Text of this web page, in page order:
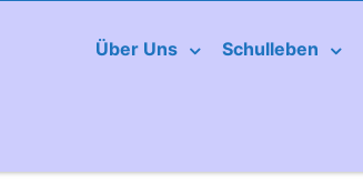
Über Uns Schulleben